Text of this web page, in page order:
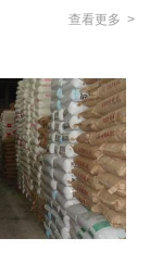
查看更多 >